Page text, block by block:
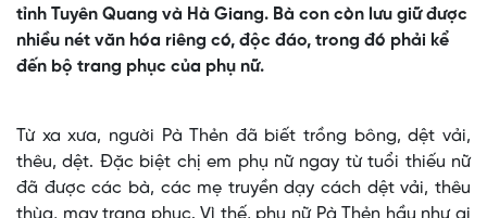
tỉnh Tuyên Quang và Hà Giang. Bà con còn lưu giữ được
nhiều nét văn hóa riêng có, độc đáo, trong đó phải kể
đến bộ trang phục của phụ nữ.
Từ xa xưa, người Pà Thẻn đã biết trồng bông, dệt vải,
thêu, dệt. Đặc biệt chị em phụ nữ ngay từ tuổi thiếu nữ
đã được các bà, các mẹ truyền dạy cách dệt vải, thêu